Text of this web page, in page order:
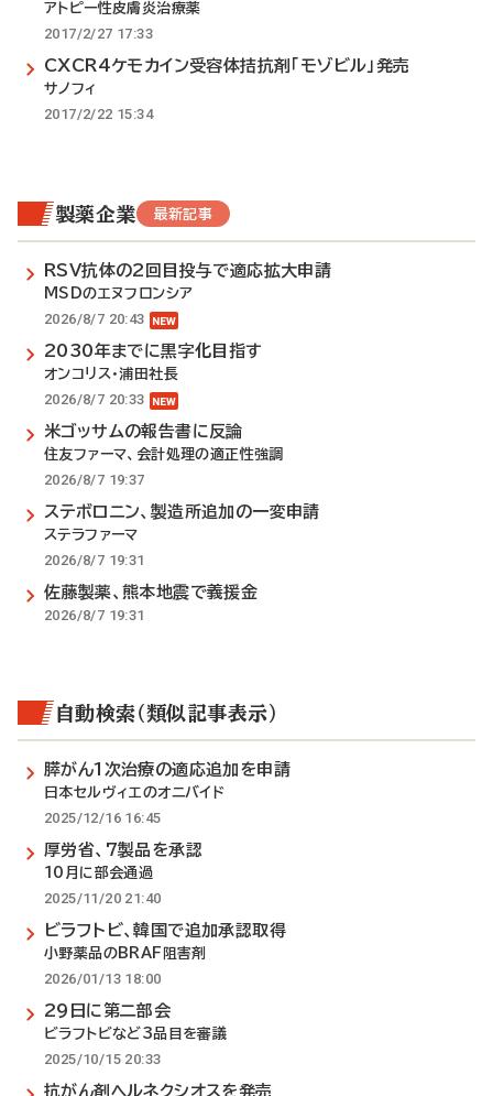
アトピー性皮膚炎治療薬
2017/2/27 17:33
CXCR4ケモカイン受容体拮抗剤「モゾビル」発売
サノフィ
2017/2/22 15:34
製薬企業 最新記事
RSV抗体の2回目投与で適応拡大申請
MSDのエヌフロンシア
2026/8/7 20:43
2030年までに黒字化目指す
オンコリス・浦田社長
2026/8/7 20:33
米ゴッサムの報告書に反論
住友ファーマ、会計処理の適正性強調
2026/8/7 19:37
ステボロニン、製造所追加の一変申請
ステラファーマ
2026/8/7 19:31
佐藤製薬、熊本地震で義援金
2026/8/7 19:31
自動検索（類似記事表示）
膵がん1次治療の適応追加を申請
日本セルヴィエのオニバイド
2025/12/16 16:45
厚労省、7製品を承認
10月に部会通過
2025/11/20 21:40
ビラフトビ、韓国で追加承認取得
小野薬品のBRAF阻害剤
2026/01/13 18:00
29日に第二部会
ビラフトビなど3品目を審議
2025/10/15 20:33
抗がん剤ヘルネクシオスを発売